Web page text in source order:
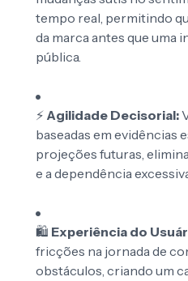
tempo real, permitindo
da marca antes que uma
pública.
⚡ Agilidade Decisorial:
baseadas em evidências
projeções futuras,
e a dependência
🛍️ Experiência do
fricções na jornada de
obstáculos, criando um